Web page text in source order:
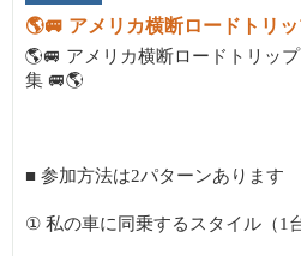
🌎🚐 アメリカ横断ロードトリ
🌎🚐 アメリカ横断ロードトリッ
集 🚐🌎
■ 参加方法は2パターンあります
① 私の車に同乗するスタイル（1